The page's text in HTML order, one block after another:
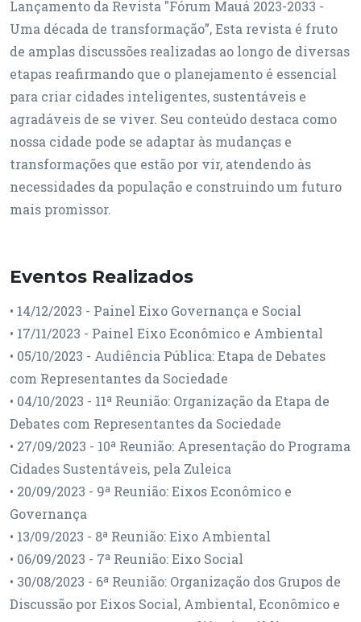
Lançamento da Revista "Fórum Mauá 2023-2033 -
Uma década de transformação”, Esta revista é fruto
de amplas discussões realizadas ao longo de diversas
etapas reafirmando que o planejamento é essencial
para criar cidades inteligentes, sustentáveis e
agradáveis de se viver. Seu conteúdo destaca como
nossa cidade pode se adaptar às mudanças e
transformações que estão por vir, atendendo às
necessidades da população e construindo um futuro
mais promissor.
Eventos Realizados
• 14/12/2023 - Painel Eixo Governança e Social
• 17/11/2023 - Painel Eixo Econômico e Ambiental
• 05/10/2023 - Audiência Pública: Etapa de Debates
com Representantes da Sociedade
• 04/10/2023 - 11ª Reunião: Organização da Etapa de
Debates com Representantes da Sociedade
• 27/09/2023 - 10ª Reunião: Apresentação do Programa
Cidades Sustentáveis, pela Zuleica
• 20/09/2023 - 9ª Reunião: Eixos Econômico e
Governança
• 13/09/2023 - 8ª Reunião: Eixo Ambiental
• 06/09/2023 - 7ª Reunião: Eixo Social
• 30/08/2023 - 6ª Reunião: Organização dos Grupos de
Discussão por Eixos Social, Ambiental, Econômico e